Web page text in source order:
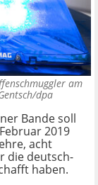
am
dpa
Bande soll
2019
acht
die deutsch-
haben.